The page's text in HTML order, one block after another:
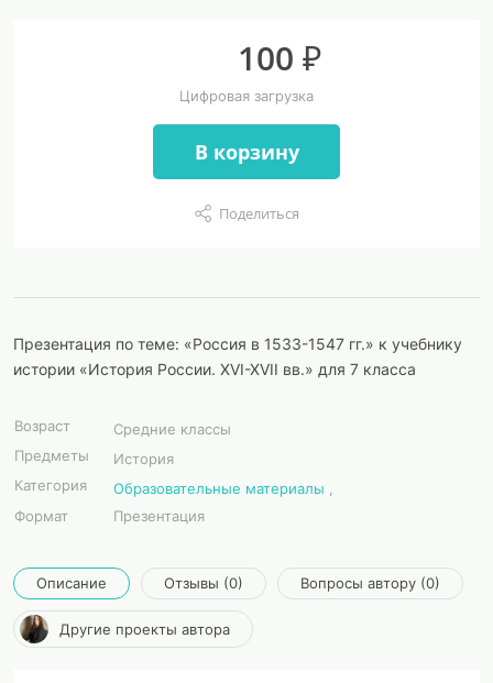
100 ₽
Цифровая загрузка
В корзину
Поделиться
Презентация по теме: «Россия в 1533-1547 гг.» к учебнику
истории «История России. XVI-XVII вв.» для 7 класса
Возраст
Средние классы
Предметы
История
Категория
Образовательные материалы
Формат
Презентация
Описание Отзывы (0) Вопросы автору (0)
Другие проекты автора